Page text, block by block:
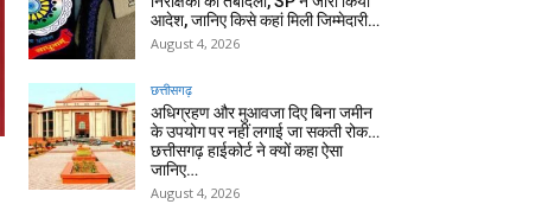
आदेश, जानिए किसे कहां मिली जिम्मेदारी…
August 4, 2026
छत्तीसगढ़
अधिग्रहण और मुआवजा दिए बिना जमीन
के उपयोग पर नहीं लगाई जा सकती रोक…
छत्तीसगढ़ हाईकोर्ट ने क्यों कहा ऐसा
जानिए…
August 4, 2026